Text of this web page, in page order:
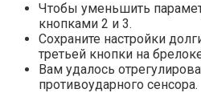
Чтобы уменьшить
кнопками 2 и 3.
Сохраните настройки
третьей кнопки на
Вам удалось
противоударного сенсора.